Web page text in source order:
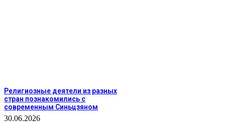
Религиозные деятели из разных
стран познакомились с
современным Синьцзяном
30.06.2026